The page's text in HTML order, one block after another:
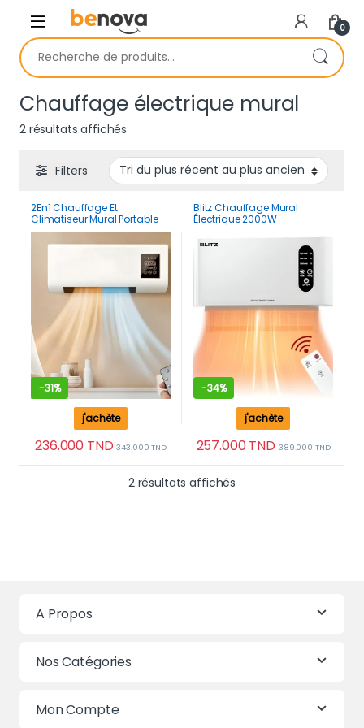
Skip to navigation
Skip to content
0
Recherche pour :
Chauffage électrique mural
2 résultats affichés
Filters
2En1 Chauffage Et
Climatiseur Mural Portable
Intelligent Avec
Télécommande Et Ecran
-31%
236.000 TND 343.000TND
j'achète
Blitz Chauffage Mural
Électrique 2000W
Étanche pour Salle de Bain
-34%
257.000TND 389.000TND
j'achète
2 résultats affichés
A Propos
Nos Catégories
Mon Compte